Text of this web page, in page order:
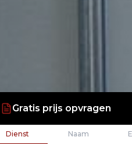
Gratis prijs opvragen
Dienst Naam